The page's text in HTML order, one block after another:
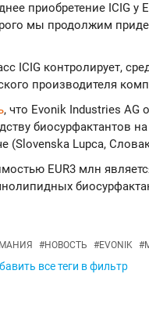
приобретение ICIG у
мы продолжим
ICIG контролирует,
производителя
, что Evonik Industries
биосурфактантов
(Slovenska Lupca,
EUR3 млн
#НОВОСТЬ #EVONIK #
все теги в фильтр